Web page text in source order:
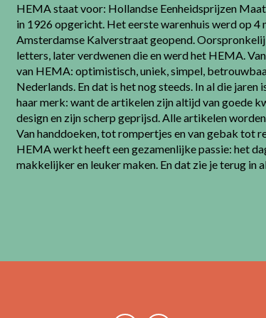
HEMA staat voor: Hollandse Eenheidsprijzen
in 1926 opgericht. Het eerste warenhuis werd op 4
Amsterdamse Kalverstraat geopend.
letters, later verdwenen die en werd het HEMA.
van HEMA: optimistisch, uniek, simpel,
Nederlands. En dat is het nog steeds. In al die
haar merk: want de artikelen zijn altijd van goede
design en zijn scherp geprijsd. Alle artikelen
Van handdoeken, tot rompertjes en van gebak tot
HEMA werkt heeft een gezamenlijke passie: het
makkelijker en leuker maken. En dat zie je terug in